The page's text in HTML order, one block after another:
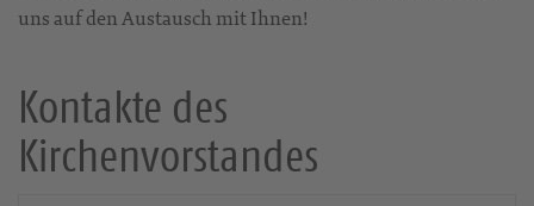
uns auf den Austausch mit Ihnen!
Kontakte des
Kirchenvorstandes